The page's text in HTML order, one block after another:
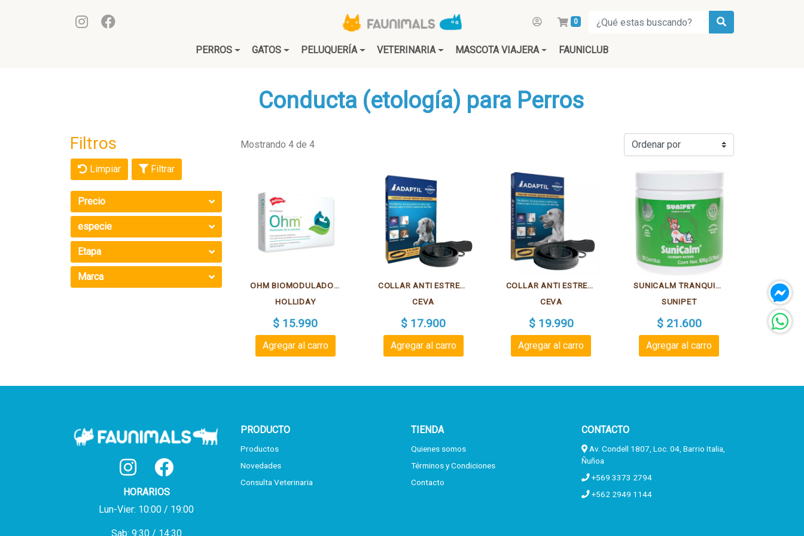
0
PERROS GATOS PELUQUERÍA VETERINARIA MASCOTA VIAJERA FAUNICLUB
Conducta (etología) para Perros
Filtros
Limpiar Filtrar
Precio
especie
Etapa
Marca
Mostrando 4 de 4
OHM BIOMODULADOR DE LA ANSIEDAD PARA PERROS Y GATOS
HOLLIDAY
$ 15.990
Agregar al carro
COLLAR ANTI ESTRES ADAPTIL 46.5 CM - S-M
CEVA
$ 17.900
Agregar al carro
COLLAR ANTI ESTRES ADAPTIL
CEVA
$ 19.990
Agregar al carro
SUNICALM TRANQUILIZANTE NATURAL 105 GR
SUNIPET
$ 21.600
Agregar al carro
HORARIOS
Lun-Vier: 10:00 / 19:00
Sab: 9:30 / 14:30
PRODUCTO
Productos
Novedades
Consulta Veterinaria
TIENDA
Quienes somos
Términos y Condiciones
Contacto
CONTACTO
Av. Condell 1807, Loc. 04, Barrio Italia,
Ñuñoa
+569 3373 2794
+562 2949 1144